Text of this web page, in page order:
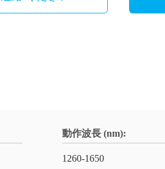
動作波長 (nm):
1260-1650